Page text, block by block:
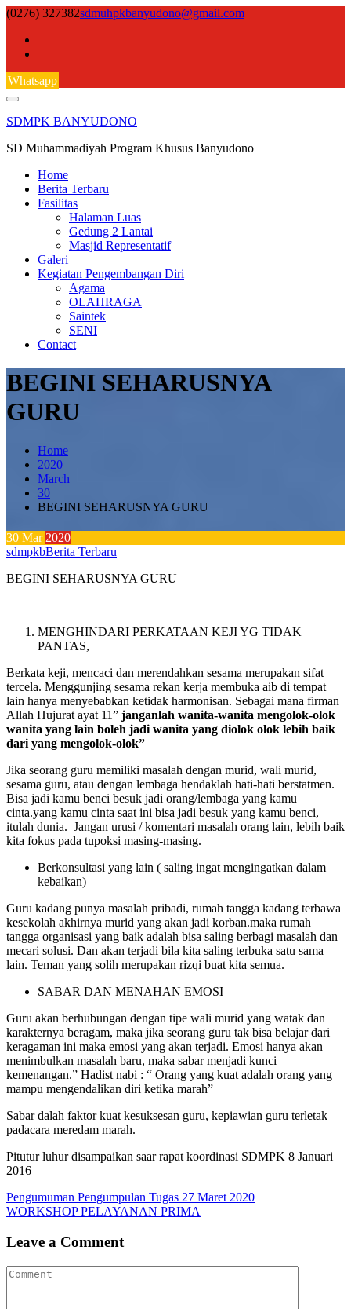
Skip
content
(0276) 327382sdmuhpkbanyudono@gmail.com
Whatsapp
SDMPK BANYUDONO
SD Muhammadiyah Program Khusus Banyudono
Home
Berita Terbaru
Fasilitas
Halaman Luas
Gedung 2 Lantai
Masjid Representatif
Galeri
Kegiatan Pengembangan Diri
Agama
OLAHRAGA
Saintek
SENI
Contact
BEGINI SEHARUSNYA
GURU
Home
2020
March
30
BEGINI SEHARUSNYA GURU
30 Mar2020
sdmpkbBerita Terbaru
BEGINI SEHARUSNYA GURU
MENGHINDARI PERKATAAN KEJI YG TIDAK
PANTAS,
Berkata keji, mencaci dan merendahkan sesama merupakan sifat
tercela. Menggunjing sesama rekan kerja membuka aib di tempat
lain hanya menyebabkan ketidak harmonisan. Sebagai mana firman
Allah Hujurat ayat 11” janganlah wanita-wanita mengolok-olok
wanita yang lain boleh jadi wanita yang diolok olok lebih baik
dari yang mengolok-olok”
Jika seorang guru memiliki masalah dengan murid, wali murid,
sesama guru, atau dengan lembaga hendaklah hati-hati berstatmen.
Bisa jadi kamu benci besuk jadi orang/lembaga yang kamu
cinta.yang kamu cinta saat ini bisa jadi besuk yang kamu benci,
itulah dunia. Jangan urusi / komentari masalah orang lain, lebih baik
kita fokus pada tupoksi masing-masing.
Berkonsultasi yang lain ( saling ingat mengingatkan dalam
kebaikan)
Guru kadang punya masalah pribadi, rumah tangga kadang terbawa
kesekolah akhirnya murid yang akan jadi korban.maka rumah
tangga organisasi yang baik adalah bisa saling berbagi masalah dan
mecari solusi. Dan akan terjadi bila kita saling terbuka satu sama
lain. Teman yang solih merupakan rizqi buat kita semua.
SABAR DAN MENAHAN EMOSI
Guru akan berhubungan dengan tipe wali murid yang watak dan
karakternya beragam, maka jika seorang guru tak bisa belajar dari
keragaman ini maka emosi yang akan terjadi. Emosi hanya akan
menimbulkan masalah baru, maka sabar menjadi kunci
kemenangan.” Hadist nabi : “ Orang yang kuat adalah orang yang
mampu mengendalikan diri ketika marah”
Sabar dalah faktor kuat kesuksesan guru, kepiawian guru terletak
padacara meredam marah.
Pitutur luhur disampaikan saar rapat koordinasi SDMPK 8 Januari
2016
Post
navigation
Pengumuman Pengumpulan Tugas 27 Maret 2020
WORKSHOP PELAYANAN PRIMA
Leave a Comment